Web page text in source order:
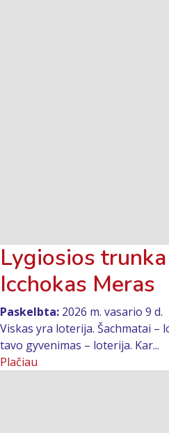
Lygiosios
Icchokas Meras
Paskelbta: 2026 m. vasario 9 d.
Viskas yra loterija. Šachmatai –
tavo gyvenimas – loterija. Kar...
Plačiau